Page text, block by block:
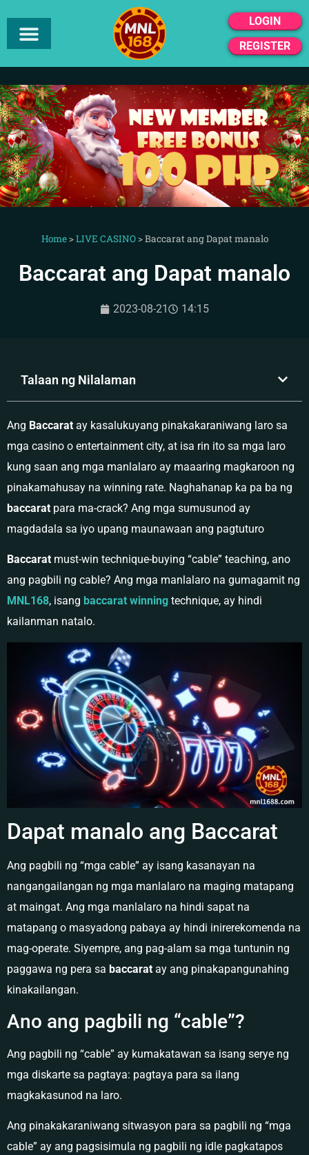
LOGIN
REGISTER
Home>LIVE CASINO>Baccarat ang Dapat manalo
Baccarat ang Dapat manalo
2023-08-21 14:15
Talaan ng Nilalaman
Ang Baccarat ay kasalukuyang pinakakaraniwang laro sa
mga casino o entertainment city, at isa rin ito sa mga laro
kung saan ang mga manlalaro ay maaaring magkaroon ng
pinakamahusay na winning rate. Naghahanap ka pa ba ng
baccarat para ma-crack? Ang mga sumusunod ay
magdadala sa iyo upang maunawaan ang pagtuturo
Baccarat must-win technique-buying “cable” teaching, ano
ang pagbili ng cable? Ang mga manlalaro na gumagamit ng
MNL168, isang baccarat winning technique, ay hindi
kailanman natalo.
Dapat manalo ang Baccarat
Ang pagbili ng “mga cable” ay isang kasanayan na
nangangailangan ng mga manlalaro na maging matapang
at maingat. Ang mga manlalaro na hindi sapat na
matapang o masyadong pabaya ay hindi inirerekomenda na
mag-operate. Siyempre, ang pag-alam sa mga tuntunin ng
paggawa ng pera sa baccarat ay ang pinakapangunahing
kinakailangan.
Ano ang pagbili ng “cable”?
Ang pagbili ng “cable” ay kumakatawan sa isang serye ng
mga diskarte sa pagtaya: pagtaya para sa ilang
magkakasunod na laro.
Ang pinakakaraniwang sitwasyon para sa pagbili ng “mga
cable” ay ang pagsisimula ng pagbili ng idle pagkatapos